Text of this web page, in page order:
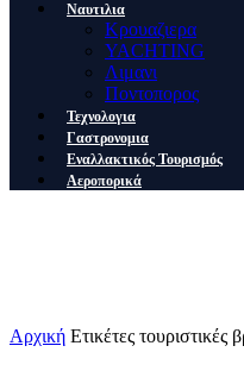
Ναυτιλια
Κρουαζιερα
YACHTING
Λιμανι
Ποντοπορος
Τεχνολογια
Γαστρονομια
Εναλλακτικός Τουρισμός
Αεροπορικά
Αρχική Ετικέτες τουριστικές